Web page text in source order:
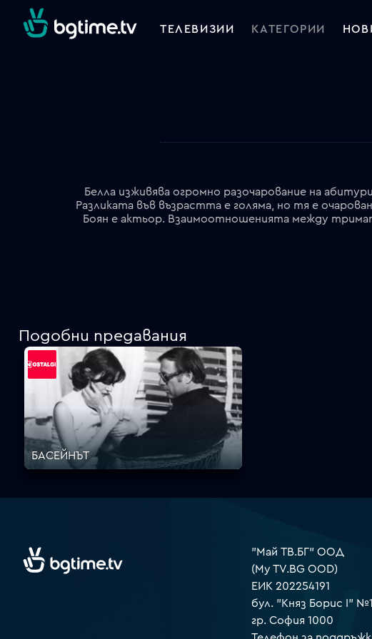
ТЕЛЕВИЗИИ КАТЕГОРИИ
Белла изживява огромно разочарование на
Разликата във възрастта е голяма, но тя е
Боян е актьор. Взаимоотношенията между
Подобни предавания
БАСЕЙНЪТ
"Май ТВ.БГ" ООД
(My TV.BG OOD)
ЕИК 202254191
бул. "Княз Борис I"
гр. София 1000